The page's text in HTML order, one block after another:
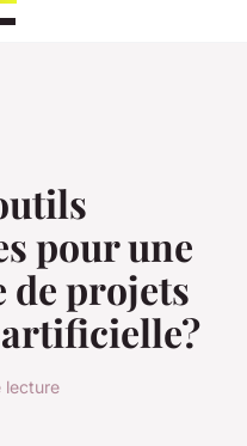
pour une
de projets
lecture